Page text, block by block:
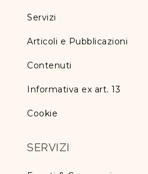
Servizi
Articoli e Pubblicazioni
Contenuti
Informativa ex art. 13
Cookie
SERVIZI